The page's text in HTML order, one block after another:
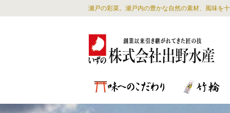
瀬戸の彩菜。瀬戸内の豊かな自然の素材、風味を